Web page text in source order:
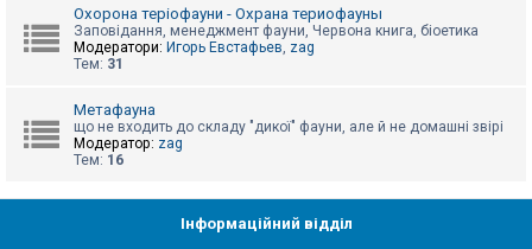
д
п
о
е
й
А
Охорона теріофауни - Охрана териофауны
Заповідання, менеджмент фауни, Червона книга, біоетика
Модератори: Игорь Евстафьев, zag
Тем: 31
Метафауна
що не входить до складу "дикої" фауни, але й не домашні звірі
Модератор: zag
Тем: 16
Інформаційний відділ